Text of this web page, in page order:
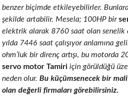
benzer biçimde etkileyebilirler.
şekilde artabilir. Mesela; 100HP bir
elektrik alarak 8760 saat olan senelik
yılda 7446 saat çalışıyor anlamına
ohm’luk bir direnç artışı, bu motorda
servo motor Tamiri için görüldüğü
neden olur. Bu küçümsenecek bir
olan değerli firmaları görebilirsiniz.